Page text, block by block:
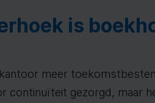
is
meer
continuïteit gezorgd, maar